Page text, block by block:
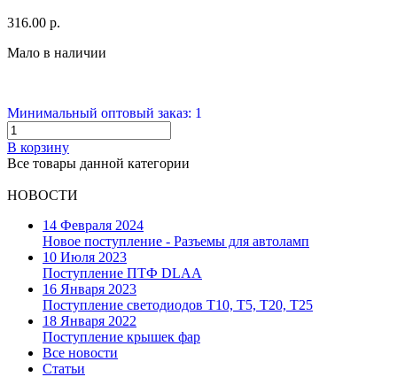
316.00 р.
Мало в наличии
Минимальный оптовый заказ: 1
В корзину
Все товары данной категории
НОВОСТИ
14 Февраля 2024
Новое поступление - Разъемы для автоламп
10 Июля 2023
Поступление ПТФ DLAA
16 Января 2023
Поступление светодиодов T10, T5, T20, T25
18 Января 2022
Поступление крышек фар
Все новости
Статьи